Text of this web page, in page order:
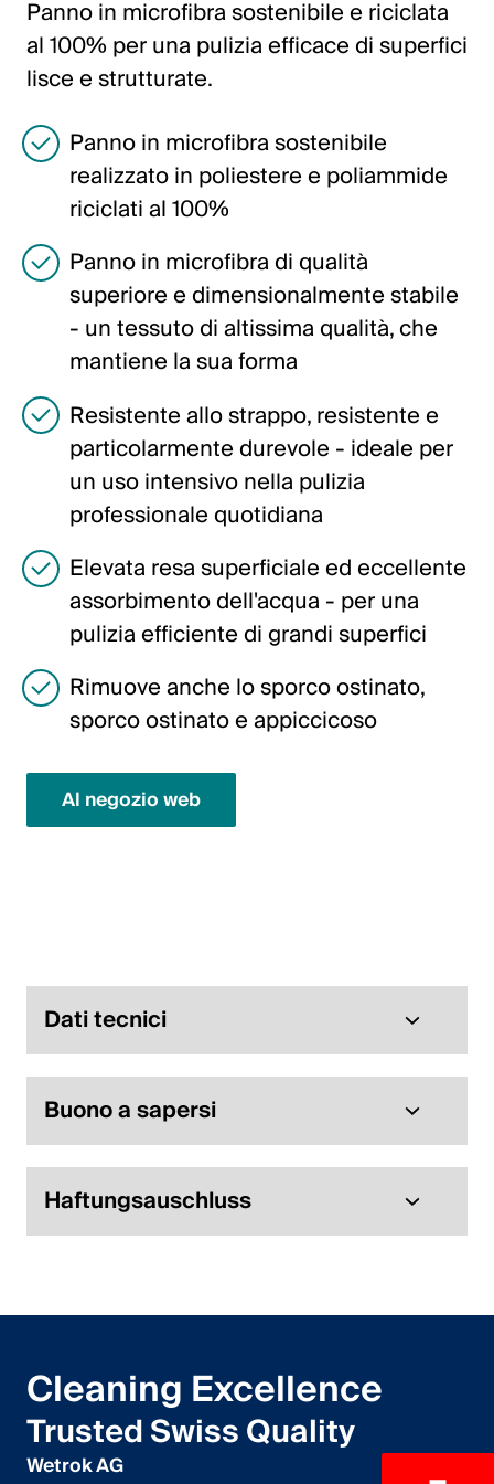
Italiano
English
Austria
Deutsch
English
Germania
Deutsch
English
Svezia
Svenska
English
Polonia
Polski
English
Panno in microfibra sostenibile e riciclata
al 100% per una pulizia efficace di superfici
lisce e strutturate.
Panno in microfibra sostenibile
realizzato in poliestere e poliammide
riciclati al 100%
Panno in microfibra di qualità
superiore e dimensionalmente stabile
- un tessuto di altissima qualità, che
mantiene la sua forma
Resistente allo strappo, resistente e
particolarmente durevole - ideale per
un uso intensivo nella pulizia
professionale quotidiana
Elevata resa superficiale ed eccellente
assorbimento dell'acqua - per una
pulizia efficiente di grandi superfici
Rimuove anche lo sporco ostinato,
sporco ostinato e appiccicoso
Al negozio web
Dati tecnici
Buono a sapersi
Haftungsauschluss
Cleaning Excellence
Trusted Swiss Quality
Wetrok AG